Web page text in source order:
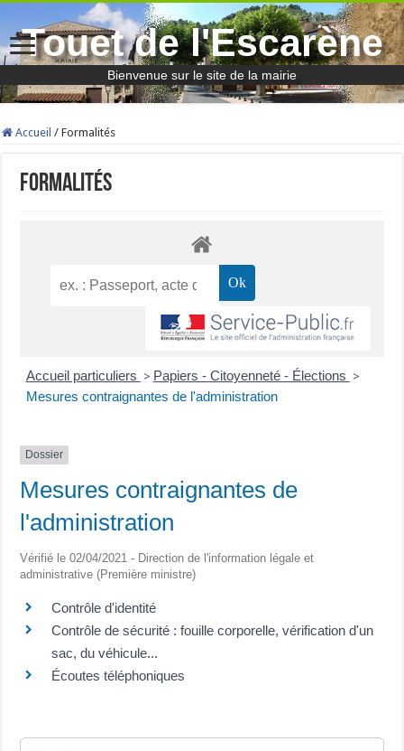
Touet de l'Escarène
Bienvenue sur le site de la mairie
Accueil / Formalités
Formalités
Accueil particuliers > Papiers - Citoyenneté - Élections >
Mesures contraignantes de l'administration
Dossier
Mesures contraignantes de
l'administration
Vérifié le 02/04/2021 - Direction de l'information légale et
administrative (Première ministre)
Contrôle d'identité
Contrôle de sécurité : fouille corporelle, vérification d'un
sac, du véhicule...
Écoutes téléphoniques